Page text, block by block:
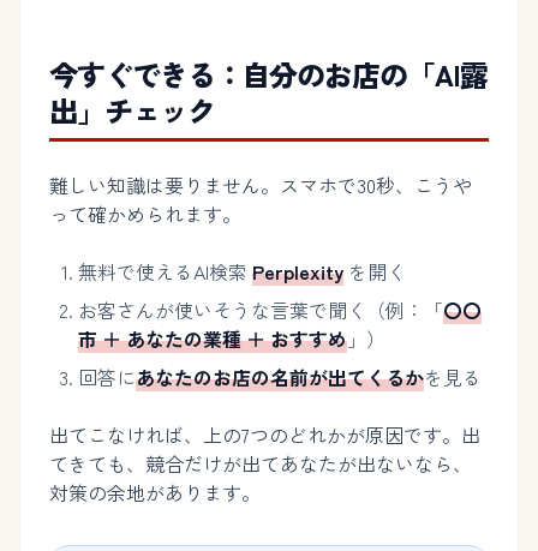
今すぐできる：自分のお店の「AI露
出」チェック
難しい知識は要りません。スマホで30秒、こうや
って確かめられます。
無料で使えるAI検索 Perplexity を開く
お客さんが使いそうな言葉で聞く（例：「〇〇
市 ＋ あなたの業種 ＋ おすすめ 」）
回答にあなたのお店の名前が出てくるかを見る
出てこなければ、上の7つのどれかが原因です。出
てきても、競合だけが出てあなたが出ないなら、
対策の余地があります。